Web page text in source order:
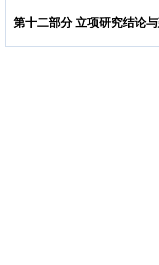
第十二部分 立项研究结论